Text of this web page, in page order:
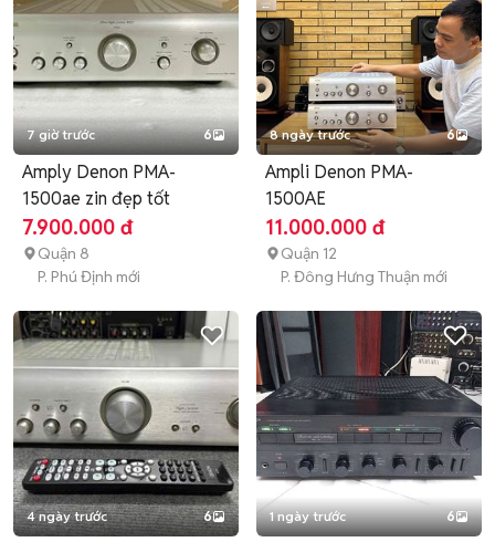
7 giờ trước 6
Amply Denon PMA-
1500ae zin đẹp tốt
7.900.000 đ
Quận 8
P. Phú Định mới
8 ngày trước 6
Ampli Denon PMA-
1500AE
11.000.000 đ
Quận 12
P. Đông Hưng Thuận mới
4 ngày trước 6 1 ngày trước 6